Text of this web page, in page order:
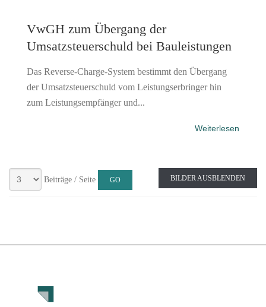
VwGH zum Übergang der
Umsatzsteuerschuld bei Bauleistungen
Das Reverse-Charge-System bestimmt den Übergang
der Umsatzsteuerschuld vom Leistungserbringer hin
zum Leistungsempfänger und...
Weiterlesen
Beiträge / Seite BILDER AUSBLENDEN